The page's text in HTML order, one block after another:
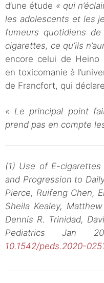
d’une étude « qui
les adolescents et les
fumeurs quotidiens
cigarettes, ce qu’ils
encore celui de
en toxicomanie à
de Francfort, qui
« Le principal point
prend pas en compte
(1) Use of E-
and Progression to
Pierce, Ruifeng Chen,
Sheila Kealey,
Dennis R. Trinidad,
Pediatrics Jan
10.1542/peds.2020-